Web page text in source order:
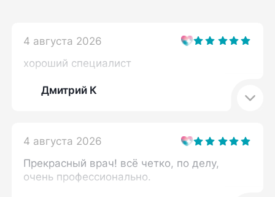
4 августа 2026
хороший специалист
Дмитрий К
4 августа 2026
Прекрасный врач! всё четко, по делу,
очень профессионально.